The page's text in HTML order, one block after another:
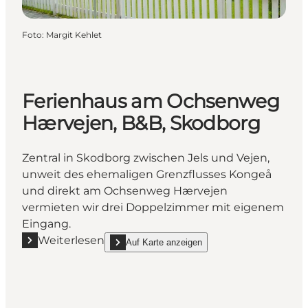
Foto: Margit Kehlet
Ferienhaus am Ochsenweg
Hærvejen, B&B, Skodborg
Zentral in Skodborg zwischen Jels und Vejen,
unweit des ehemaligen Grenzflusses Kongeå
und direkt am Ochsenweg Hærvejen
vermieten wir drei Doppelzimmer mit eigenem
Eingang.
Weiterlesen
Mehr erfahren "Ferienhaus am Ochsenweg
Auf Karte anzeigen
show Ferienhaus am Ochsenweg Hærvejen,